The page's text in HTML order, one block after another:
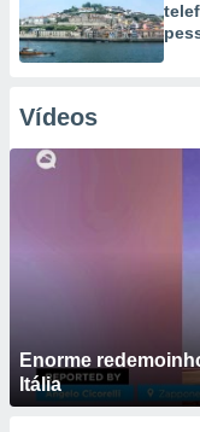
Vídeos
Enorme
Itália